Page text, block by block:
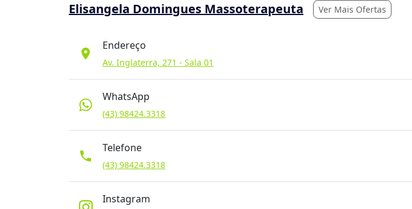
Elisangela Domingues Massoterapeuta Ver Mais Ofertas
location_on
Endereço
Av. Inglaterra, 271 - Sala 01
WhatsApp
(43) 98424.3318
phone
Telefone
(43) 98424.3318
Instagram